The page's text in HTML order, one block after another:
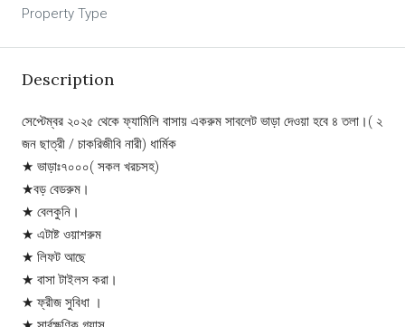
Property Type
Description
সেপ্টেম্বর ২০২৫ থেকে ফ্যামিলি বাসায় একরুম সাবলেট ভাড়া দেওয়া হবে ৪ তলা।( ২
জন ছাত্রী / চাকরিজীবি নারী) ধার্মিক
★ ভাড়াঃ৭০০০( সকল খরচসহ)
★বড় বেডরুম।
★ বেলকুনি।
★ এটাষ্ট ওয়াশরুম
★ লিফট আছে
★ বাসা টাইলস করা।
★ ফ্রীজ সুবিধা ।